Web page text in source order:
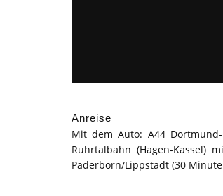
Anreise
Mit dem Auto: A44
Ruhrtalbahn (Hagen-Kassel)
Paderborn/Lippstadt (30